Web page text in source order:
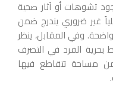
تشوهات أو آثار صحية
غير ضروري يندرج ضمن
وفي المقابل، ينظر
بحرية الفرد في التصرف
مساحة تتقاطع فيها